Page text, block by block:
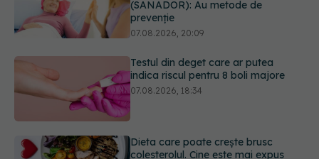
Testul din deget care ar putea
indica riscul pentru 8 boli majore
07.08.2026, 18:34
Dieta care poate crește brusc
colesterolul. Cine este mai expus